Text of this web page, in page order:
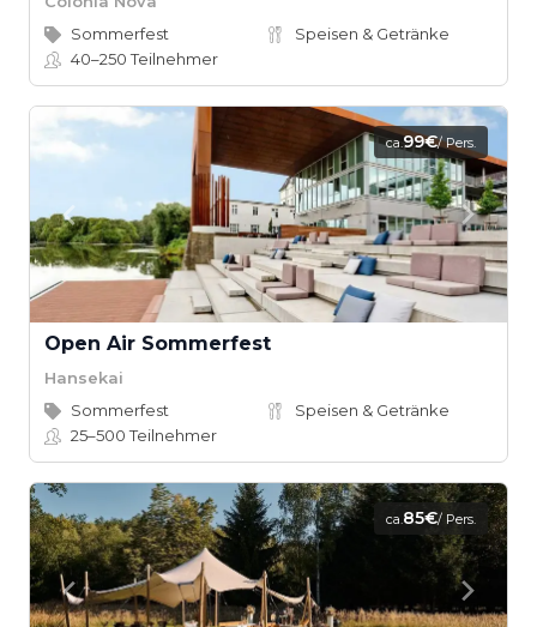
Sommerfest
Speisen & Getränke
40–250Teilnehmer
ca.99€/ Pers.
Open Air Sommerfest
Hansekai
Sommerfest
Speisen & Getränke
25–500Teilnehmer
ca.85€/ Pers.